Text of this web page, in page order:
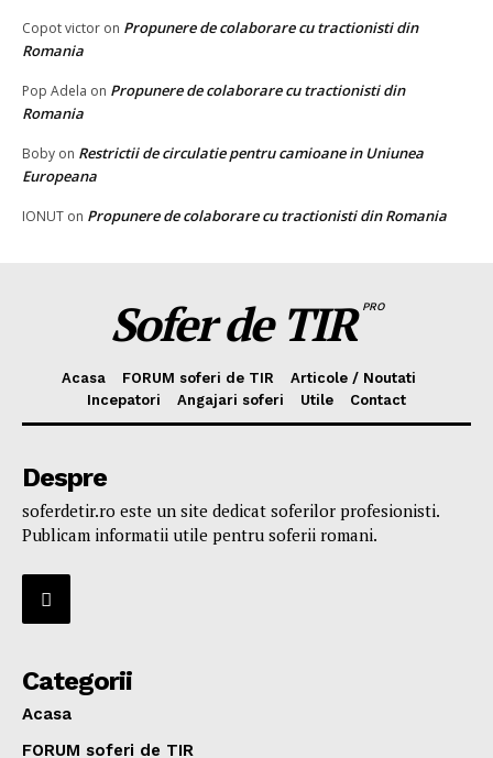
Copot victor on Propunere de colaborare cu tractionisti din
Romania
Pop Adela on Propunere de colaborare cu tractionisti din
Romania
Boby on Restrictii de circulatie pentru camioane in Uniunea
Europeana
IONUT on Propunere de colaborare cu tractionisti din Romania
Sofer de TIRPRO
Acasa FORUM soferi de TIR
Articole / Noutati
Incepatori
Angajari soferi Utile Contact
Despre
soferdetir.ro este un site dedicat soferilor profesionisti.
Publicam informatii utile pentru soferii romani.
Categorii
Acasa
FORUM soferi de TIR